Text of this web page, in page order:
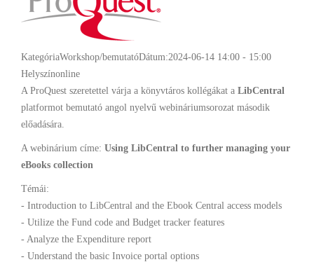
KategóriaWorkshop/bemutatóDátum:2024-06-14 14:00 - 15:00
Helyszínonline
A ProQuest szeretettel várja a könyvtáros kollégákat a LibCentral
platformot bemutató angol nyelvű webináriumsorozat második
előadására.
A webinárium címe: Using LibCentral to further managing your
eBooks collection
Témái:
- Introduction to LibCentral and the Ebook Central access models
- Utilize the Fund code and Budget tracker features
- Analyze the Expenditure report
- Understand the basic Invoice portal options